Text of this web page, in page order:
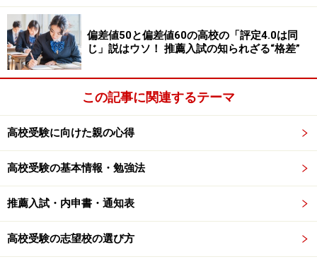
偏差値50と偏差値60の高校の「評定4.0は同
じ」説はウソ！ 推薦入試の知られざる“格差”
この記事に関連するテーマ
高校受験に向けた親の心得
高校受験の基本情報・勉強法
推薦入試・内申書・通知表
高校受験の志望校の選び方